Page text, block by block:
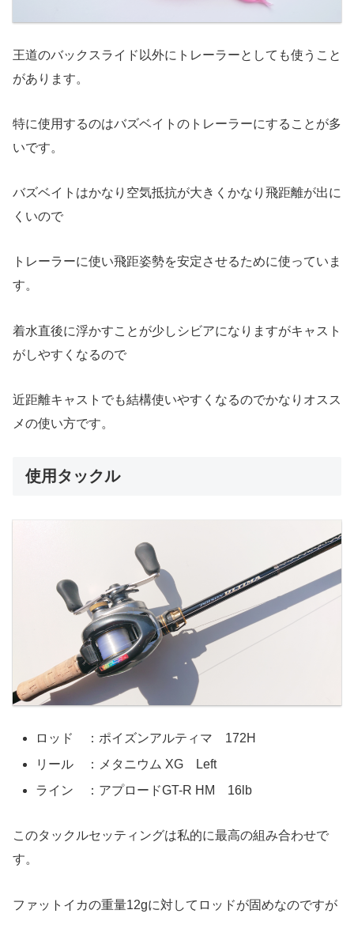
王道のバックスライド以外にトレーラーとしても使うこと
があります。
特に使用するのはバズベイトのトレーラーにすることが多
いです。
バズベイトはかなり空気抵抗が大きくかなり飛距離が出に
くいので
トレーラーに使い飛距姿勢を安定させるために使っていま
す。
着水直後に浮かすことが少しシビアになりますがキャスト
がしやすくなるので
近距離キャストでも結構使いやすくなるのでかなりオスス
メの使い方です。
使用タックル
ロッド ：ポイズンアルティマ 172H
リール ：メタニウム XG Left
ライン ：アプロードGT-R HM 16lb
このタックルセッティングは私的に最高の組み合わせで
す。
ファットイカの重量12gに対してロッドが固めなのですが